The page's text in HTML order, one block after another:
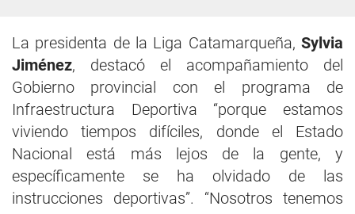
La presidenta de la Liga Catamarqueña, Sylvia
Jiménez, destacó el acompañamiento del
Gobierno provincial con el programa de
Infraestructura Deportiva “porque estamos
viviendo tiempos difíciles, donde el Estado
Nacional está más lejos de la gente, y
específicamente se ha olvidado de las
instrucciones deportivas”. “Nosotros tenemos